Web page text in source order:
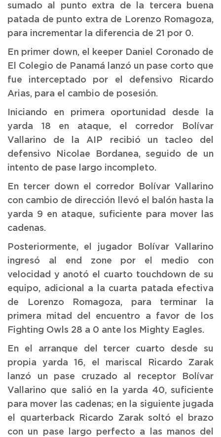
sumado al punto extra de la tercera buena
patada de punto extra de Lorenzo Romagoza,
para incrementar la diferencia de 21 por 0.
En primer down, el keeper Daniel Coronado de
El Colegio de Panamá lanzó un pase corto que
fue interceptado por el defensivo Ricardo
Arias, para el cambio de posesión.
Iniciando en primera oportunidad desde la
yarda 18 en ataque, el corredor Bolívar
Vallarino de la AIP recibió un tacleo del
defensivo Nicolae Bordanea, seguido de un
intento de pase largo incompleto.
En tercer down el corredor Bolívar Vallarino
con cambio de dirección llevó el balón hasta la
yarda 9 en ataque, suficiente para mover las
cadenas.
Posteriormente, el jugador Bolívar Vallarino
ingresó al end zone por el medio con
velocidad y anotó el cuarto touchdown de su
equipo, adicional a la cuarta patada efectiva
de Lorenzo Romagoza, para terminar la
primera mitad del encuentro a favor de los
Fighting Owls 28 a 0 ante los Mighty Eagles.
En el arranque del tercer cuarto desde su
propia yarda 16, el mariscal Ricardo Zarak
lanzó un pase cruzado al receptor Bolívar
Vallarino que salió en la yarda 40, suficiente
para mover las cadenas; en la siguiente jugada
el quarterback Ricardo Zarak soltó el brazo
con un pase largo perfecto a las manos del